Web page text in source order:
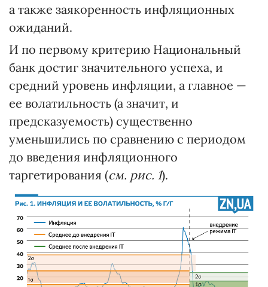
а также заякоренность инфляционных
ожиданий.
И по первому критерию Национальный
банк достиг значительного успеха, и
средний уровень инфляции, а главное —
ее волатильность (а значит, и
предсказуемость) существенно
уменьшились по сравнению с периодом
до введения инфляционного
таргетирования (см. рис. 1).